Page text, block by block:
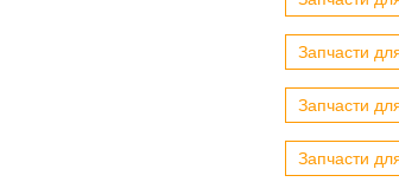
Запчасти
Запчасти
Запчасти